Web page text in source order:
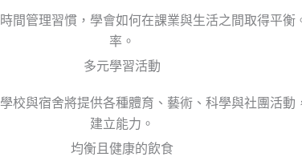
間管理習慣，學會如何在課業與生活之間取得平
率。
多元學習活動
校與宿舍將提供各種體育、藝術、科學與社團活
建立能力。
均衡且健康的飲食